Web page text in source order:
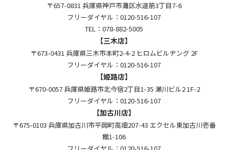
〒657-0831 兵庫県神戸市灘区水道筋3丁目7-6
フリーダイヤル：0120-516-107
TEL：078-882-5005
【三木店】
〒673-0431 兵庫県三木市本町2-4-2 ヒロムビルヂング 2F
フリーダイヤル：0120-516-107
【姫路店】
〒670-0057 兵庫県姫路市北今宿2丁目1-35 瀬川ビル2 1F-2
フリーダイヤル：0120-516-107
【加古川店】
〒675-0103 兵庫県加古川市平岡町高畑207-43 エクセル東加古川壱番
館1-106